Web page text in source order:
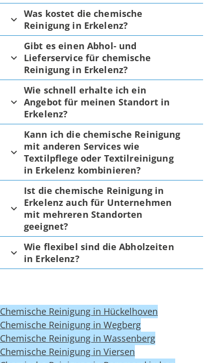
Was kostet die chemische
Reinigung in Erkelenz?
Gibt es einen Abhol- und
Lieferservice für chemische
Reinigung in Erkelenz?
Wie schnell erhalte ich ein
Angebot für meinen Standort in
Erkelenz?
Kann ich die chemische Reinigung
mit anderen Services wie
Textilpflege oder Textilreinigung
in Erkelenz kombinieren?
Ist die chemische Reinigung in
Erkelenz auch für Unternehmen
mit mehreren Standorten
geeignet?
Wie flexibel sind die Abholzeiten
in Erkelenz?
Chemische Reinigung in Hückelhoven
Chemische Reinigung in Wegberg
Chemische Reinigung in Wassenberg
Chemische Reinigung in Viersen